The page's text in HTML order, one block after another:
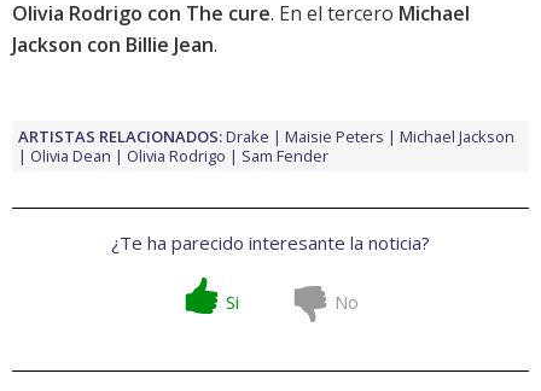
Olivia Rodrigo con The cure. En el tercero Michael
Jackson con Billie Jean.
ARTISTAS RELACIONADOS:Drake Maisie Peters
Michael Jackson
Olivia Dean
Olivia Rodrigo Sam Fender
¿Te ha parecido interesante la noticia?
Si No